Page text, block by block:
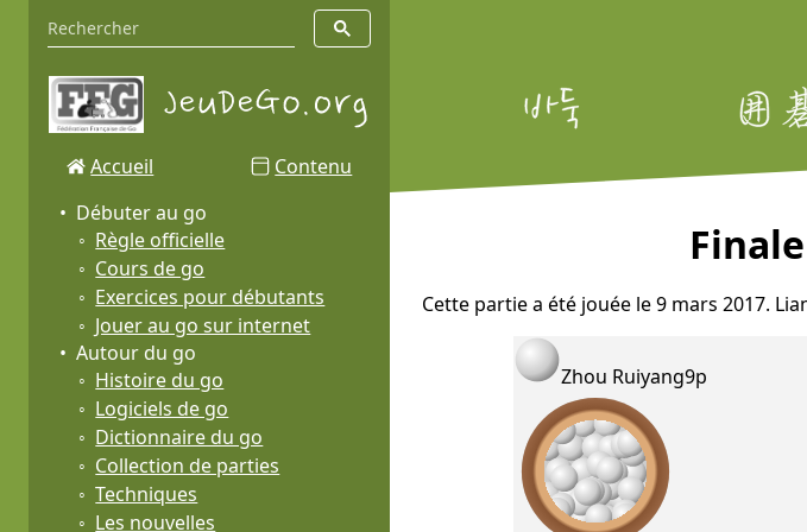
Accueil
Contenu
Débuter au go
Règle officielle
Cours de go
Exercices pour débutants
Jouer au go sur internet
Autour du go
Histoire du go
Logiciels de go
Dictionnaire du go
Collection de parties
Techniques
Les nouvelles
Cette partie a été jouée le 9 mars 2017.
Zhou Ruiyang9p